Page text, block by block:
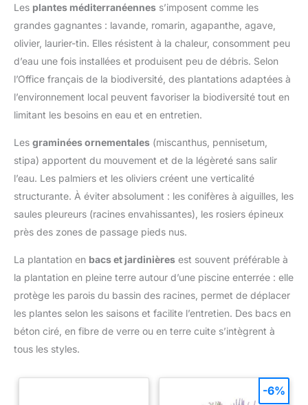
Les plantes méditerranéennes s’imposent comme les
grandes gagnantes : lavande, romarin, agapanthe, agave,
olivier, laurier-tin. Elles résistent à la chaleur, consomment peu
d’eau une fois installées et produisent peu de débris. Selon
l’Office français de la biodiversité, des plantations adaptées à
l’environnement local peuvent favoriser la biodiversité tout en
limitant les besoins en eau et en entretien.
Les graminées ornementales (miscanthus, pennisetum,
stipa) apportent du mouvement et de la légèreté sans salir
l’eau. Les palmiers et les oliviers créent une verticalité
structurante. À éviter absolument : les conifères à aiguilles, les
saules pleureurs (racines envahissantes), les rosiers épineux
près des zones de passage pieds nus.
La plantation en bacs et jardinières est souvent préférable à
la plantation en pleine terre autour d’une piscine enterrée : elle
protège les parois du bassin des racines, permet de déplacer
les plantes selon les saisons et facilite l’entretien. Des bacs en
béton ciré, en fibre de verre ou en terre cuite s’intègrent à
tous les styles.
-6%